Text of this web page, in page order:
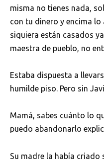
misma no tienes nada,
con tu dinero y encima lo
siquiera están casados
maestra de pueblo, no
Estaba dispuesta a
humilde piso. Pero sin
Mamá, sabes cuánto lo
puedo abandonarlo
Su madre la había criado